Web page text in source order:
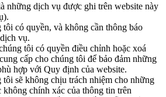
những dịch vụ được ghi trên website này
có quyền, và không cần thông báo
vụ.
tôi có quyền điều chỉnh hoặc xoá
cấp cho chúng tôi để bảo đảm những
hợp với Quy định của website.
sẽ không chịu trách nhiệm cho những
không chính xác của thông tin trên